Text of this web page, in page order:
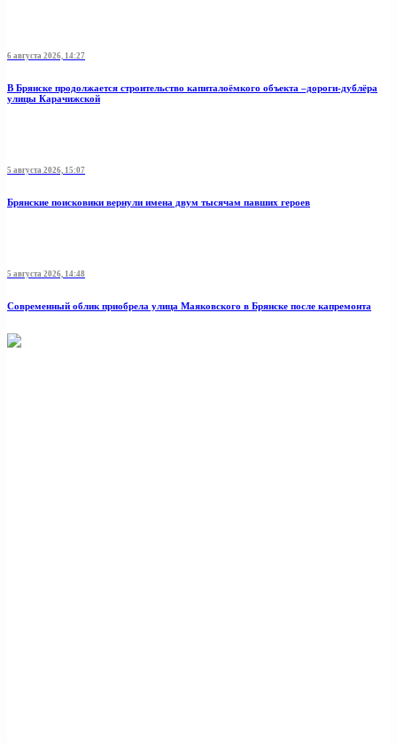
6 августа 2026, 14:27
В Брянске продолжается строительство капиталоёмкого объекта –дороги-дублёра
улицы Карачижской
5 августа 2026, 15:07
Брянские поисковики вернули имена двум тысячам павших героев
5 августа 2026, 14:48
Современный облик приобрела улица Маяковского в Брянске после капремонта